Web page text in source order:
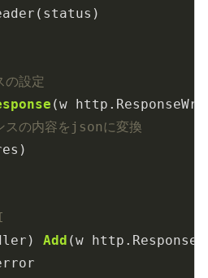
設定
(w
の内容をjsonに変換
Add (w